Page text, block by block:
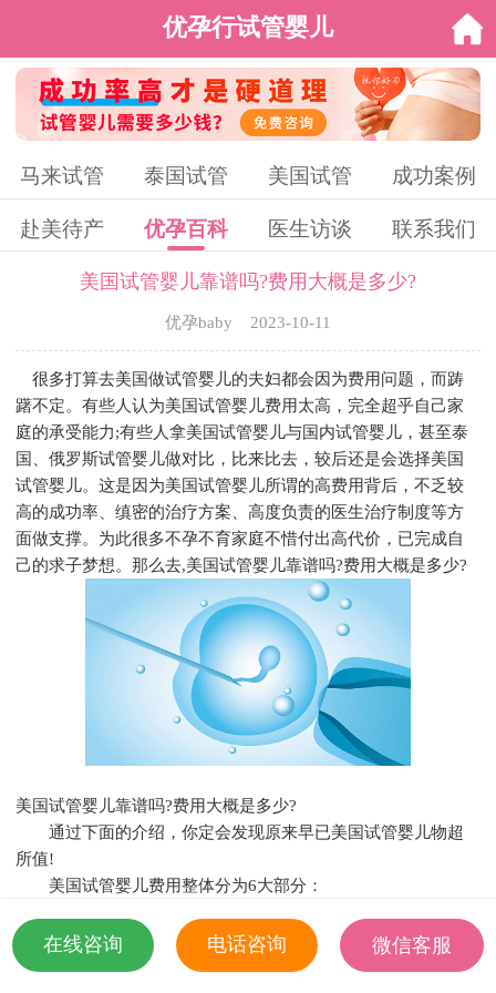
优孕行试管婴儿
马来试管 泰国试管 美国试管 成功案例
赴美待产 优孕百科 医生访谈 联系我们
美国试管婴儿靠谱吗?费用大概是多少?
优孕baby 2023-10-11
很多打算去美国做试管婴儿的夫妇都会因为费用问题，而踌
躇不定。有些人认为美国试管婴儿费用太高，完全超乎自己家
庭的承受能力;有些人拿美国试管婴儿与国内试管婴儿，甚至泰
国、俄罗斯试管婴儿做对比，比来比去，较后还是会选择美国
试管婴儿。这是因为美国试管婴儿所谓的高费用背后，不乏较
高的成功率、缜密的治疗方案、高度负责的医生治疗制度等方
面做支撑。为此很多不孕不育家庭不惜付出高代价，已完成自
己的求子梦想。那么去,美国试管婴儿靠谱吗?费用大概是多少?
美国试管婴儿靠谱吗?费用大概是多少?
通过下面的介绍，你定会发现原来早已美国试管婴儿物超
所值!
美国试管婴儿费用整体分为6大部分：
2、PGS/PGD筛查费用
3、药费
在线咨询 电话咨询
微信客服